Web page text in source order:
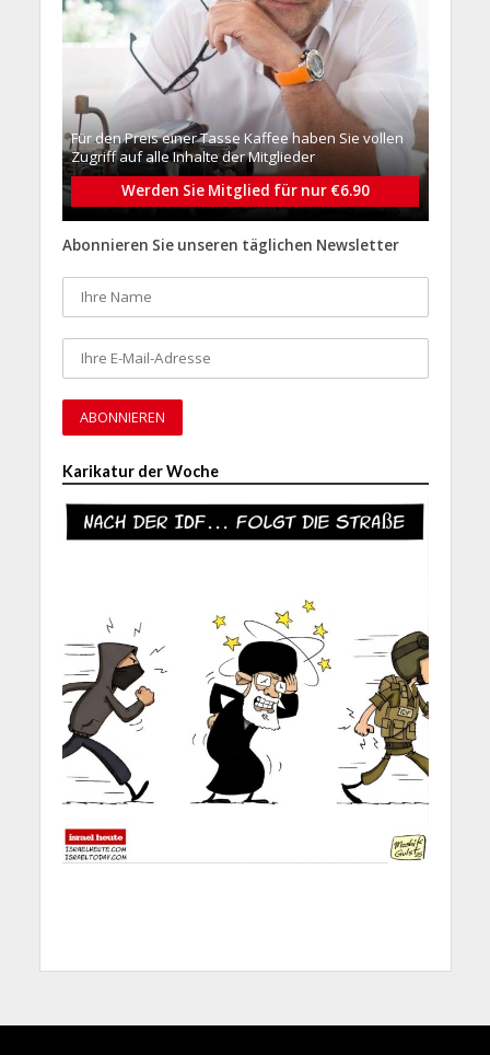
Für den Preis einer Tasse Kaffee haben Sie vollen
Zugriff auf alle Inhalte der Mitglieder
Werden Sie Mitglied für nur €6.90
Abonnieren Sie unseren täglichen Newsletter
Karikatur der Woche